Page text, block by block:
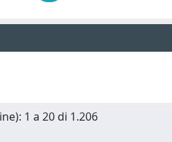
1 a 20 di 1.206